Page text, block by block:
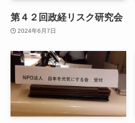
第４２回政経リスク研究会
2024年6月7日